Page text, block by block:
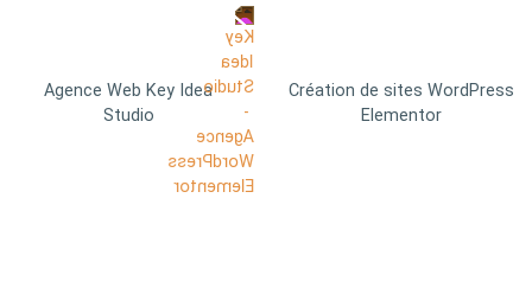
Agence Web Key Idea
Studio
Création de sites WordPress
Elementor